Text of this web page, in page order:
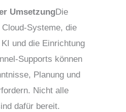
UmsetzungDie
Systeme, die
und die Einrichtung
Supports können
Planung und
Nicht alle
dafür bereit.